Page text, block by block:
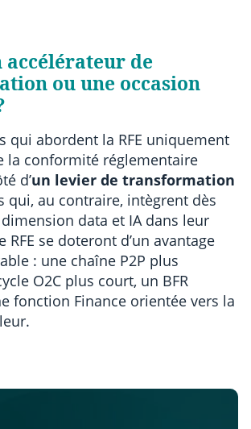
accélérateur de
ou une occasion
qui abordent la RFE uniquement
la conformité réglementaire
d’un levier de transformation
qui, au contraire, intègrent dès
data et IA dans leur
se doteront d’un avantage
: une chaîne P2P plus
O2C plus court, un BFR
fonction Finance orientée vers la